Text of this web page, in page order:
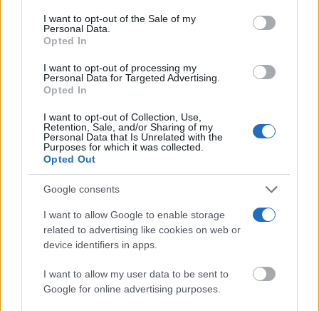
Please note that this website/app uses one or more Google
services and may gather and store information including but
not limited to your visit or usage behaviour. You may click to
use your data for below specified purposes in below Google
consent section.
I want to opt-out of the Sale of my
Personal Data.
Opted In
I want to opt-out of processing my
Personal Data for Targeted Advertising.
Opted In
I want to opt-out of Collection, Use,
Retention, Sale, and/or Sharing of my
Personal Data that Is Unrelated with the
Purposes for which it was collected.
Opted Out
Google consents
I want to allow Google to enable storage
related to advertising like cookies on web or
device identifiers in apps.
I want to allow my user data to be sent to
Google for online advertising purposes.
Buscan extras y varios perfiles
09/08/2026
histórica dimisión de...
09/08/2026
El tiempo en España hoy, 9 de agosto:
AEMET avisa de...
Tomelloso vivirá un domingo de intenso
calor: AEMET prevé hasta 39...